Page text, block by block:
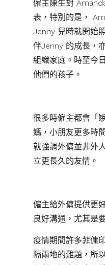
僱主陳生對
表，特別的是，
Jenny 兒時就開始
伴Jenny 的成長，
組織家庭。時至今
他們的孩子。
很多時僱主都會「
媽，小朋友更多時
就強調外傭並非外
立更長久的友情。
僱主給外傭提供更
良好溝通，尤其是
疫情期間許多菲傭
隔兩地的難題，所